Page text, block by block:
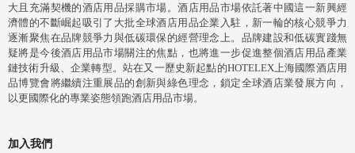
大且充滿契機的酒店用品採購市場。酒店用品市場依託著中國這一新興經
濟體的不斷崛起吸引了大批全球酒店用品企業入駐，新一輪的核心競爭力
逐漸聚焦在品牌競爭力與低碳環保的經營理念上。品牌建設和低碳實踐無
疑將是今後酒店用品市場關注的焦點，也將進一步促進整個酒店用品產業
鏈技術升級、企業轉型。站在又一歷史新起點的HOTELEX上海國際酒店用
品博覽會將繼續注重展品的創新與綠色理念，鎖定全球酒店業發展方向，
以更國際化的專業姿態領跑酒店用品市場。
加入我們